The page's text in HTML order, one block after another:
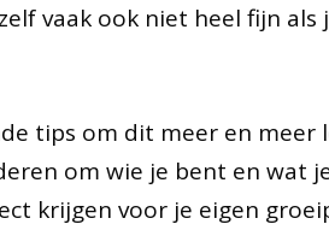
vaak ook niet heel fijn als
tips om dit meer en meer
om wie je bent en wat
krijgen voor je eigen